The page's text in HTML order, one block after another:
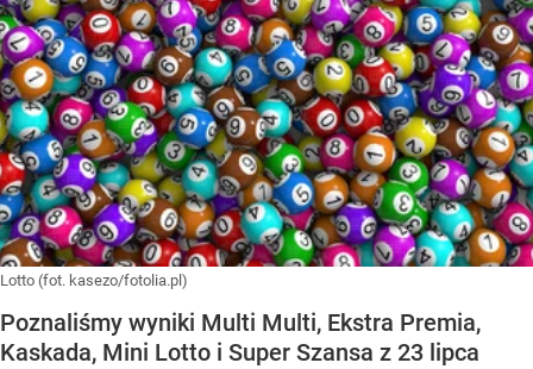
Lotto (fot. kasezo/fotolia.pl)
Poznaliśmy wyniki Multi Multi, Ekstra Premia,
Kaskada, Mini Lotto i Super Szansa z 23 lipca